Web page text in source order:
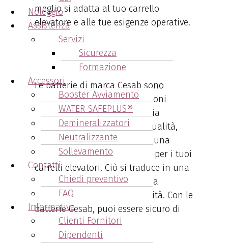
Noleggio
Assistenza
Servizi
Sicurezza
Formazione
Accessori
Booster Avviamento
WATER-SAFEPLUS®
Demineralizzatori
Neutralizzante
Sollevamento
Contatti
Chiedi preventivo
FAQ
Informative
Clienti Fornitori
Dipendenti
meglio si adatta al tuo carrello
elevatore e alle tue esigenze operative.
2. Prestazioni Ottimali
Le batterie di marca Cesab sono
progettate per offrire prestazioni
ottimali. Con la loro tecnologia
avanzata e il design di alta qualità,
queste batterie garantiscono una
potenza costante e affidabile per i tuoi
carrelli elevatori. Ciò si traduce in una
maggiore produttività e in una
riduzione dei tempi di inattività. Con le
batterie Cesab, puoi essere sicuro di
ottenere il massimo dalle tue
operazioni industriali.